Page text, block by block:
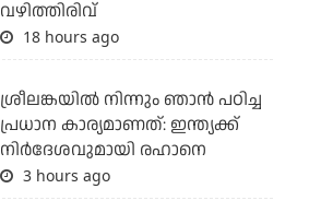
വഴിത്തിരിവ്
18 hours ago
ശ്രീലങ്കയില്‍ നിന്നും ഞാന്‍ പഠിച്ച
പ്രധാന കാര്യമാണത്: ഇന്ത്യക്ക്
നിര്‍ദേശവുമായി രഹാനെ
3 hours ago